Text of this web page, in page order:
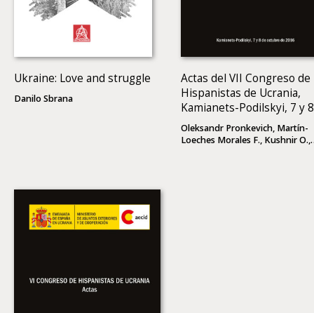
Ukraine: Love and struggle
Danilo Sbrana
Actas del VII Congreso de
Hispanistas de Ucrania,
Kamianets-Podilskyi, 7 y 8
de octubre de 2016
Oleksandr Pronkevich, Martín-
Loeches Morales F., Kushnir O.,